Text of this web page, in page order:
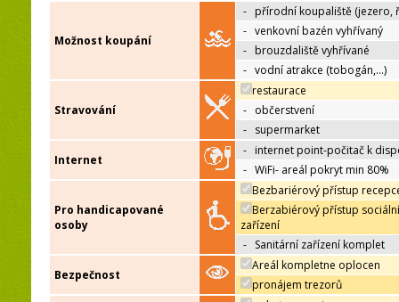
Možnost koupání
- přírodní koupaliště (jezero,
- venkovní bazén vyhřívaný
- brouzdaliště vyhřívané
- vodní atrakce (tobogán,…)
Stravování
restaurace
- občerstvení
- supermarket
Internet
- internet point-počitač k
- WiFi- areál pokryt min 80%
Pro handicapované
osoby
Bezbariérový přístup
Berzabiérový přístup sociální
zařízení
- Sanitární zařízení komplet
Bezpečnost
Areál kompletne oplocen
pronájem trezorů